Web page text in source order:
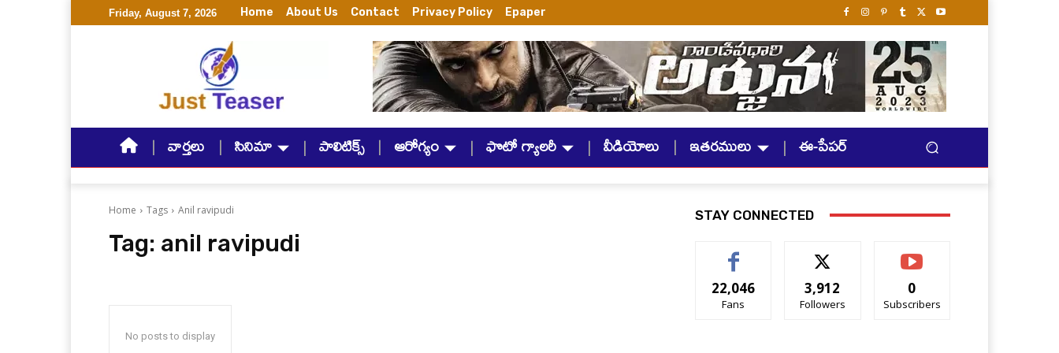
Friday, August 7, 2026 Home About Us Contact Privacy Policy Epaper
వార్తలు సినిమా పాలిటిక్స్ ఆరోగ్యం ఫొటో గ్యాలరీ వీడియోలు ఇతరములు ఈ-పేపర్
Home Tags Anil ravipudi
Tag: anil ravipudi
No posts to display
STAY CONNECTED
22,046
Fans
3,912
Followers
0
Subscribers